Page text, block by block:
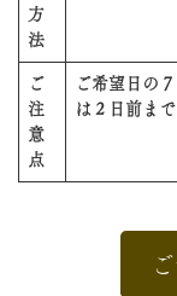
方
法
ご
注
意
点
ご希望日の
は２日前ま